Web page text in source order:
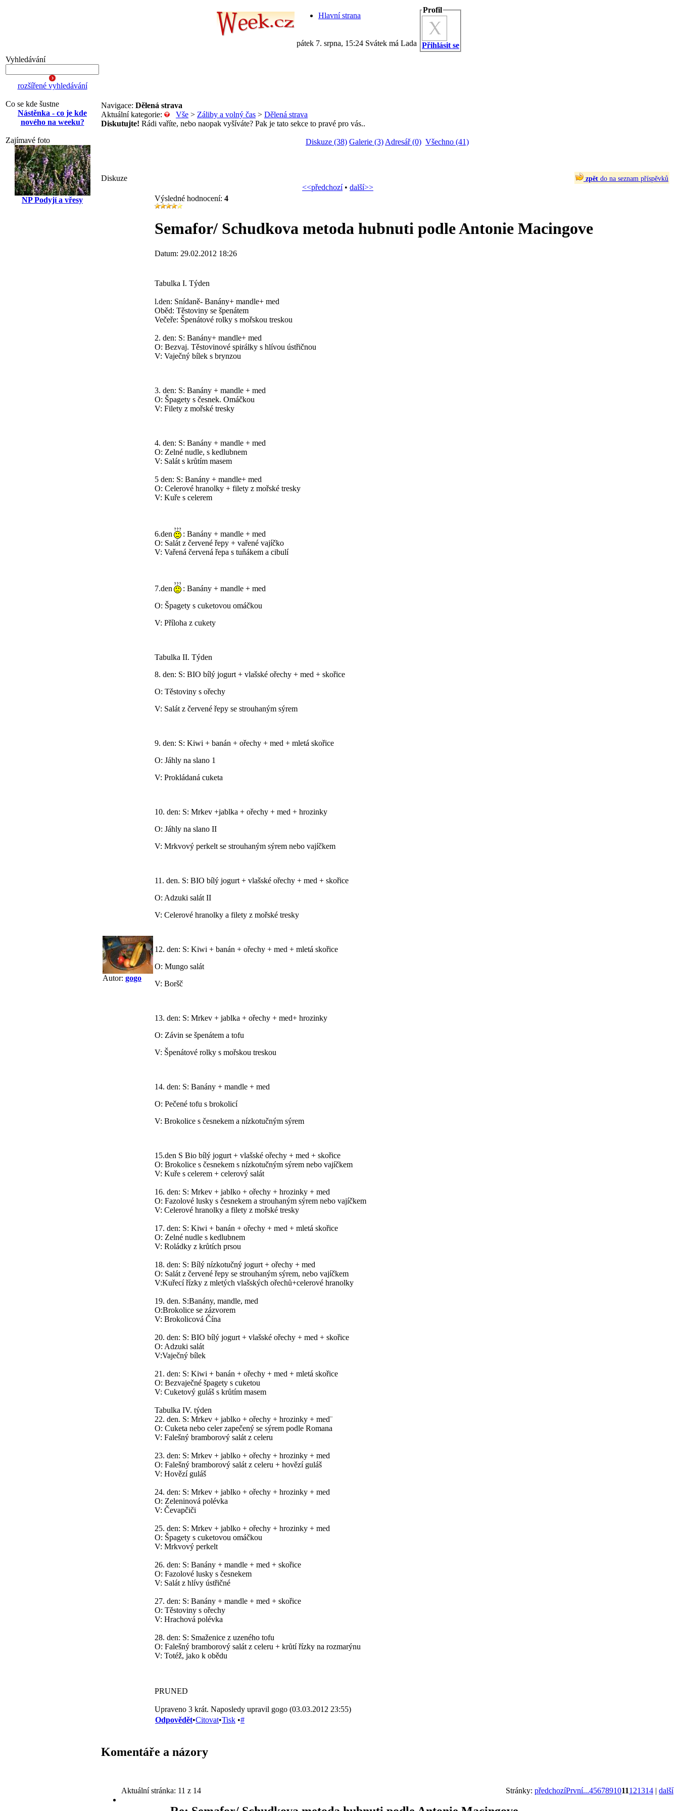
Hlavní strana
pátek 7. srpna, 15:24 Svátek má Lada
Profil
Přihlásit se
Vyhledávání
rozšířené vyhledávání
Co se kde šustne
Nástěnka - co je kde
nového na weeku?
Zajímavé foto
NP Podyjí a vřesy
Navigace: Dělená strava
Aktuální kategorie:
Vše > Záliby a volný čas > Dělená strava
Diskutujte! Rádi vaříte, nebo naopak vyšíváte? Pak je tato sekce to pravé pro vás..
Diskuze (38) Galerie (3) Adresář (0) Všechno (41)
zpět do na seznam příspěvků
Diskuze
<<předchozí• další>>
Autor: gogo
Výsledné hodnocení: 4
Semafor/ Schudkova metoda hubnuti podle Antonie Macingove
Datum: 29.02.2012 18:26
Tabulka I. Týden
l.den: Snídaně- Banány+ mandle+ med
Oběd: Těstoviny se špenátem
Večeře: Špenátové rolky s mořskou treskou
2. den: S: Banány+ mandle+ med
O: Bezvaj. Těstovinové spirálky s hlívou ústřičnou
V: Vaječný bílek s brynzou
3. den: S: Banány + mandle + med
O: Špagety s česnek. Omáčkou
V: Filety z mořské tresky
4. den: S: Banány + mandle + med
O: Zelné nudle, s kedlubnem
V: Salát s krůtím masem
5 den: S: Banány + mandle+ med
O: Celerové hranolky + filety z mořské tresky
V: Kuře s celerem
6.den
: Banány + mandle + med
O: Salát z červené řepy + vařené vajíčko
V: Vařená červená řepa s tuňákem a cibulí
7.den
: Banány + mandle + med
O: Špagety s cuketovou omáčkou
V: Příloha z cukety
Tabulka II. Týden
8. den: S: BIO bílý jogurt + vlašské ořechy + med + skořice
O: Těstoviny s ořechy
V: Salát z červené řepy se strouhaným sýrem
9. den: S: Kiwi + banán + ořechy + med + mletá skořice
O: Jáhly na slano 1
V: Prokládaná cuketa
10. den: S: Mrkev +jablka + ořechy + med + hrozinky
O: Jáhly na slano II
V: Mrkvový perkelt se strouhaným sýrem nebo vajíčkem
11. den. S: BIO bílý jogurt + vlašské ořechy + med + skořice
O: Adzuki salát II
V: Celerové hranolky a filety z mořské tresky
12. den: S: Kiwi + banán + ořechy + med + mletá skořice
O: Mungo salát
V: Boršč
13. den: S: Mrkev + jablka + ořechy + med+ hrozinky
O: Závin se špenátem a tofu
V: Špenátové rolky s mořskou treskou
14. den: S: Banány + mandle + med
O: Pečené tofu s brokolicí
V: Brokolice s česnekem a nízkotučným sýrem
15.den S Bio bílý jogurt + vlašské ořechy + med + skořice
O: Brokolice s česnekem s nízkotučným sýrem nebo vajíčkem
V: Kuře s celerem + celerový salát
16. den: S: Mrkev + jablko + ořechy + hrozinky + med
O: Fazolové lusky s česnekem a strouhaným sýrem nebo vajíčkem
V: Celerové hranolky a filety z mořské tresky
17. den: S: Kiwi + banán + ořechy + med + mletá skořice
O: Zelné nudle s kedlubnem
V: Roládky z krůtích prsou
18. den: S: Bílý nízkotučný jogurt + ořechy + med
O: Salát z červené řepy se strouhaným sýrem, nebo vajíčkem
V:Kuřecí řízky z mletých vlašských ořechů+celerové hranolky
19. den. S:Banány, mandle, med
O:Brokolice se zázvorem
V: Brokolicová Čína
20. den: S: BIO bílý jogurt + vlašské ořechy + med + skořice
O: Adzuki salát
V:Vaječný bílek
21. den: S: Kiwi + banán + ořechy + med + mletá skořice
O: Bezvaječné špagety s cuketou
V: Cuketový guláš s krůtím masem
Tabulka IV. týden
22. den. S: Mrkev + jablko + ořechy + hrozinky + med¨
O: Cuketa nebo celer zapečený se sýrem podle Romana
V: Falešný bramborový salát z celeru
23. den: S: Mrkev + jablko + ořechy + hrozinky + med
O: Falešný bramborový salát z celeru + hovězí guláš
V: Hovězí guláš
24. den: S: Mrkev + jablko + ořechy + hrozinky + med
O: Zeleninová polévka
V: Čevapčiči
25. den: S: Mrkev + jablko + ořechy + hrozinky + med
O: Špagety s cuketovou omáčkou
V: Mrkvový perkelt
26. den: S: Banány + mandle + med + skořice
O: Fazolové lusky s česnekem
V: Salát z hlívy ústřičné
27. den: S: Banány + mandle + med + skořice
O: Těstoviny s ořechy
V: Hrachová polévka
28. den: S: Smaženice z uzeného tofu
O: Falešný bramborový salát z celeru + krůtí řízky na rozmarýnu
V: Totéž, jako k obědu
PRUNED
Upraveno 3 krát. Naposledy upravil gogo (03.03.2012 23:55)
Odpovědět•Citovat•Tisk •#
Komentáře a názory
Stránky: předchozíPrvní...4567891011121314 | další
Aktuální stránka: 11 z 14